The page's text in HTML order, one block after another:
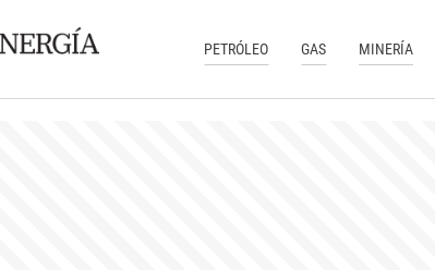
PETRÓLEO GAS MINERÍA